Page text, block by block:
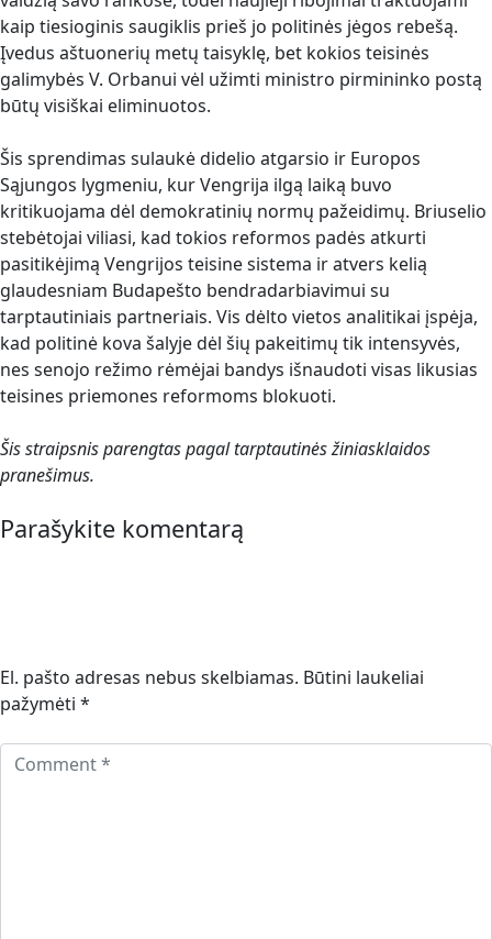
kaip tiesioginis saugiklis prieš jo politinės jėgos rebešą.
Įvedus aštuonerių metų taisyklę, bet kokios teisinės
galimybės V. Orbanui vėl užimti ministro pirmininko postą
būtų visiškai eliminuotos.
Šis sprendimas sulaukė didelio atgarsio ir Europos
Sąjungos lygmeniu, kur Vengrija ilgą laiką buvo
kritikuojama dėl demokratinių normų pažeidimų. Briuselio
stebėtojai viliasi, kad tokios reformos padės atkurti
pasitikėjimą Vengrijos teisine sistema ir atvers kelią
glaudesniam Budapešto bendradarbiavimui su
tarptautiniais partneriais. Vis dėlto vietos analitikai įspėja,
kad politinė kova šalyje dėl šių pakeitimų tik intensyvės,
nes senojo režimo rėmėjai bandys išnaudoti visas likusias
teisines priemones reformoms blokuoti.
Šis straipsnis parengtas pagal tarptautinės žiniasklaidos
pranešimus.
Parašykite komentarą
El. pašto adresas nebus skelbiamas. Būtini laukeliai
pažymėti *